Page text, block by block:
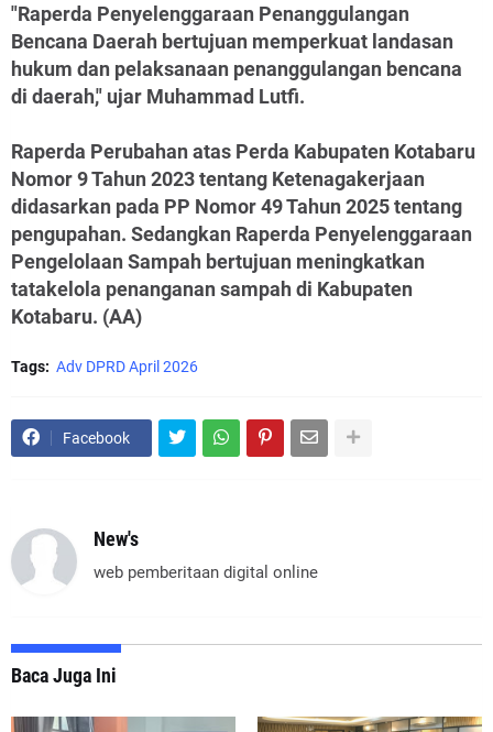
"Raperda Penyelenggaraan Penanggulangan
Bencana Daerah bertujuan memperkuat landasan
hukum dan pelaksanaan penanggulangan bencana
di daerah," ujar Muhammad Lutfi.
Raperda Perubahan atas Perda Kabupaten Kotabaru
Nomor 9 Tahun 2023 tentang Ketenagakerjaan
didasarkan pada PP Nomor 49 Tahun 2025 tentang
pengupahan. Sedangkan Raperda Penyelenggaraan
Pengelolaan Sampah bertujuan meningkatkan
tatakelola penanganan sampah di Kabupaten
Kotabaru. (AA)
Tags: Adv DPRD April 2026
Facebook
New's
web pemberitaan digital online
Baca Juga Ini